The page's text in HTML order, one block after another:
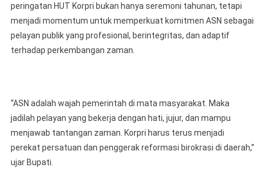
peringatan HUT Korpri bukan hanya seremoni tahunan, tetapi
menjadi momentum untuk memperkuat komitmen ASN sebagai
pelayan publik yang profesional, berintegritas, dan adaptif
terhadap perkembangan zaman.
“ASN adalah wajah pemerintah di mata masyarakat. Maka
jadilah pelayan yang bekerja dengan hati, jujur, dan mampu
menjawab tantangan zaman. Korpri harus terus menjadi
perekat persatuan dan penggerak reformasi birokrasi di daerah,”
ujar Bupati.